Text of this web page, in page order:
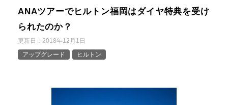
ANAツアーでヒルトン福岡はダイヤ特典を受け
られたのか？
更新日： 2018年12月1日
アップグレード
ヒルトン